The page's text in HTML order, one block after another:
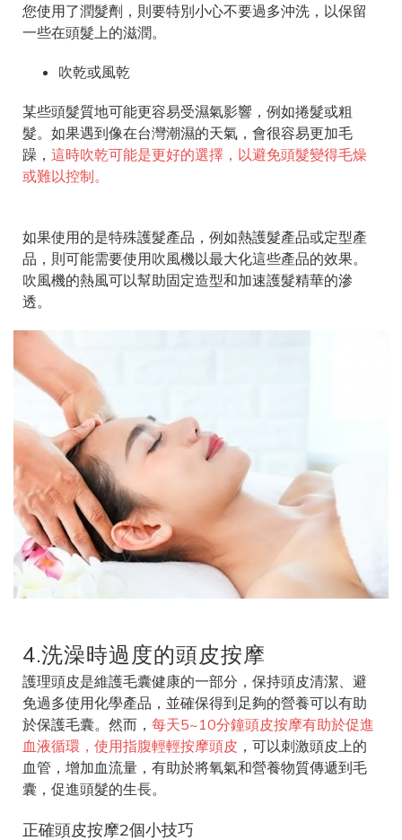
您使用了潤髮劑，則要特別小心不要過多沖洗，以保留
一些在頭髮上的滋潤。
吹乾或風乾
某些頭髮質地可能更容易受濕氣影響，例如捲髮或粗
髮。如果遇到像在台灣潮濕的天氣，會很容易更加毛
躁， 這時吹乾可能是更好的選擇，以避免頭髮變得毛燥
或難以控制。
如果使用的是特殊護髮產品，例如熱護髮產品或定型產
品，則可能需要使用吹風機以最大化這些產品的效果。
吹風機的熱風可以幫助固定造型和加速護髮精華的滲
透。
4.洗澡時過度的頭皮按摩
護理頭皮是維護毛囊健康的一部分，保持頭皮清潔、避
免過多使用化學產品，並確保得到足夠的營養可以有助
於保護毛囊。然而， 每天5~10分鐘頭皮按摩有助於促進
血液循環，使用指腹輕輕按摩頭皮 ，可以刺激頭皮上的
血管，增加血流量，有助於將氧氣和營養物質傳遞到毛
囊，促進頭髮的生長。
正確頭皮按摩2個小技巧